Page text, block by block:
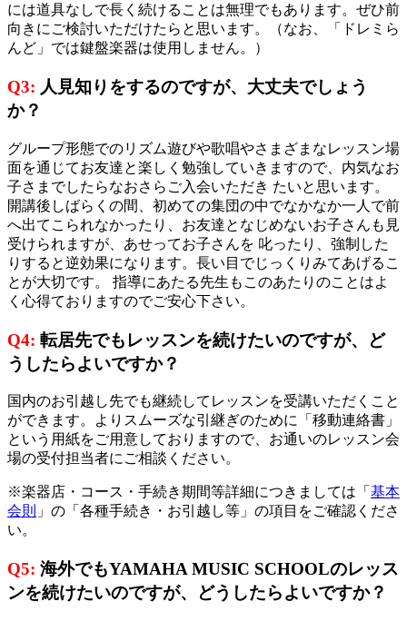
には道具なしで長く続けることは無理でもあります。ぜひ前
向きにご検討いただけたらと思います。（なお、「ドレミら
んど」では鍵盤楽器は使用しません。）
Q3: 人見知りをするのですが、大丈夫でしょう
か？
グループ形態でのリズム遊びや歌唱やさまざまなレッスン場
面を通じてお友達と楽しく勉強していきますので、内気なお
子さまでしたらなおさらご入会いただき たいと思います。
開講後しばらくの間、初めての集団の中でなかなか一人で前
へ出てこられなかったり、お友達となじめないお子さんも見
受けられますが、あせってお子さんを 叱ったり、強制した
りすると逆効果になります。長い目でじっくりみてあげるこ
とが大切です。 指導にあたる先生もこのあたりのことはよ
く心得ておりますのでご安心下さい。
Q4: 転居先でもレッスンを続けたいのですが、ど
うしたらよいですか？
国内のお引越し先でも継続してレッスンを受講いただくこと
ができます。よりスムーズな引継ぎのために「移動連絡書」
という用紙をご用意しておりますので、お通いのレッスン会
場の受付担当者にご相談ください。
※楽器店・コース・手続き期間等詳細につきましては「 基本
会則 」の「各種手続き・お引越し等」の項目をご確認くださ
い。
Q5: 海外でもYAMAHA MUSIC SCHOOLのレッス
ンを続けたいのですが、どうしたらよいですか？